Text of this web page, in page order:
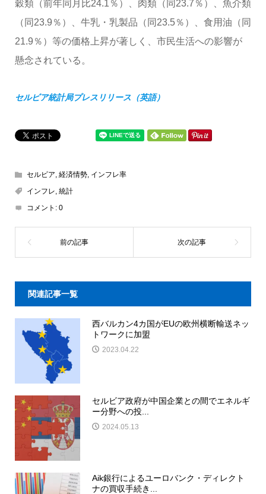
穀類（前年同月比24.1％）、肉類（同23.7％）、魚介類
（同23.9％）、牛乳・乳製品（同23.5％）、食用油（同
21.9％）等の価格上昇が著しく、市民生活への影響が
懸念されている。
セルビア統計局プレスリリース（英語）
セルビア 経済情勢, インフレ率
インフレ 統計
コメント: 0
関連記事一覧
西バルカン4カ国がEUの欧州横断輸送ネッ
トワークに加盟
2023.04.22
セルビア政府が中国企業との間でエネルギ
ー分野への投...
2024.05.13
Aik銀行によるユーロバンク・ディレクト
ナの買収手続き...